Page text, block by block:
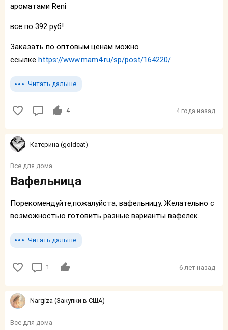
ароматами Reni
все по 392 руб!
Заказать по оптовым ценам можно
ссылке https://www.mam4.ru/sp/post/164220/
Читать дальше
4 4 года назад
Катерина (goldcat)
Все для дома
Вафельница
Порекомендуйте,пожалуйста, вафельницу. Желательно с
возможностью готовить разные варианты вафелек.
Читать дальше
1 6 лет назад
Nargiza (Закупки в США)
Все для дома